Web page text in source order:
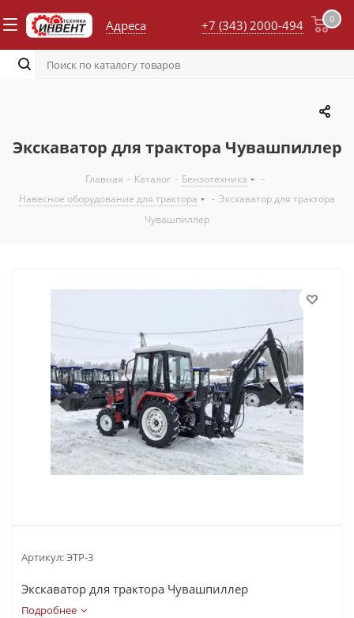
Адреса 0
+7 (343) 2000-494
Экскаватор для трактора Чувашпиллер
Главная - Каталог - Бензотехника
-
Навесное оборудование для трактора
- Экскаватор для трактора
Чувашпиллер
Артикул:ЭТР-3
Экскаватор для трактора Чувашпиллер
Подробнее